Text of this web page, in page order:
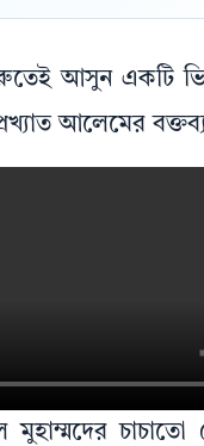
আসুন একটি
আলেমের
মুহাম্মদের